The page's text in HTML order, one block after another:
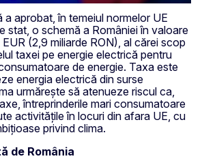
a aprobat, în temeiul normelor UE
stat, o schemă a României în valoare
(2,9 miliarde RON), al cărei scop
taxei pe energie electrică pentru
de energie. Taxa este
energia electrică din surse
urmărește să atenueze riscul ca,
întreprinderile mari consumatoare
activitățile în locuri din afara UE, cu
privind clima.
de România